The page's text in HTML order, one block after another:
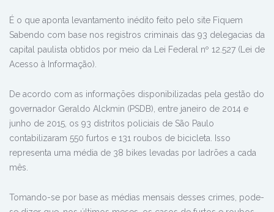
É o que aponta levantamento inédito feito pelo site Fiquem
Sabendo com base nos registros criminais das 93 delegacias da
capital paulista obtidos por meio da Lei Federal nº 12.527 (Lei de
Acesso à Informação).
De acordo com as informações disponibilizadas pela gestão do
governador Geraldo Alckmin (PSDB), entre janeiro de 2014 e
junho de 2015, os 93 distritos policiais de São Paulo
contabilizaram 550 furtos e 131 roubos de bicicleta. Isso
representa uma média de 38 bikes levadas por ladrões a cada
mês.
Tomando-se por base as médias mensais desses crimes, pode-